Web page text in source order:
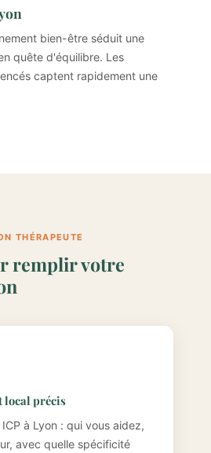
bien-être séduit une
quête d'équilibre. Les
captent rapidement une
THÉRAPEUTE
remplir votre
local précis
à Lyon : qui vous aidez,
avec quelle spécificité